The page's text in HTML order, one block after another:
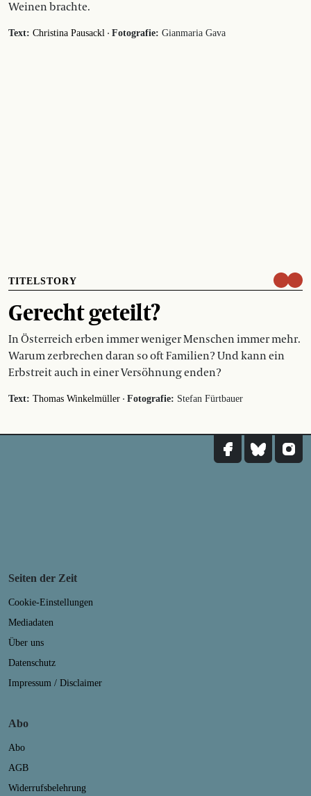
Weinen brachte.
Text: Christina Pausackl · Fotografie: Gianmaria Gava
TITELSTORY
Gerecht geteilt?
In Österreich erben immer weniger Menschen immer mehr.
Warum zerbrechen daran so oft Familien? Und kann ein
Erbstreit auch in einer Versöhnung enden?
Text: Thomas Winkelmüller · Fotografie: Stefan Fürtbauer
Seiten der Zeit
Cookie-Einstellungen
Mediadaten
Über uns
Datenschutz
Impressum / Disclaimer
Abo
Abo
AGB
Widerrufsbelehrung